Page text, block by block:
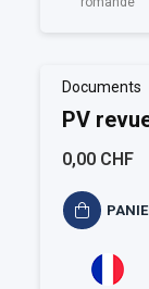
Documents
PV
0,00 CHF